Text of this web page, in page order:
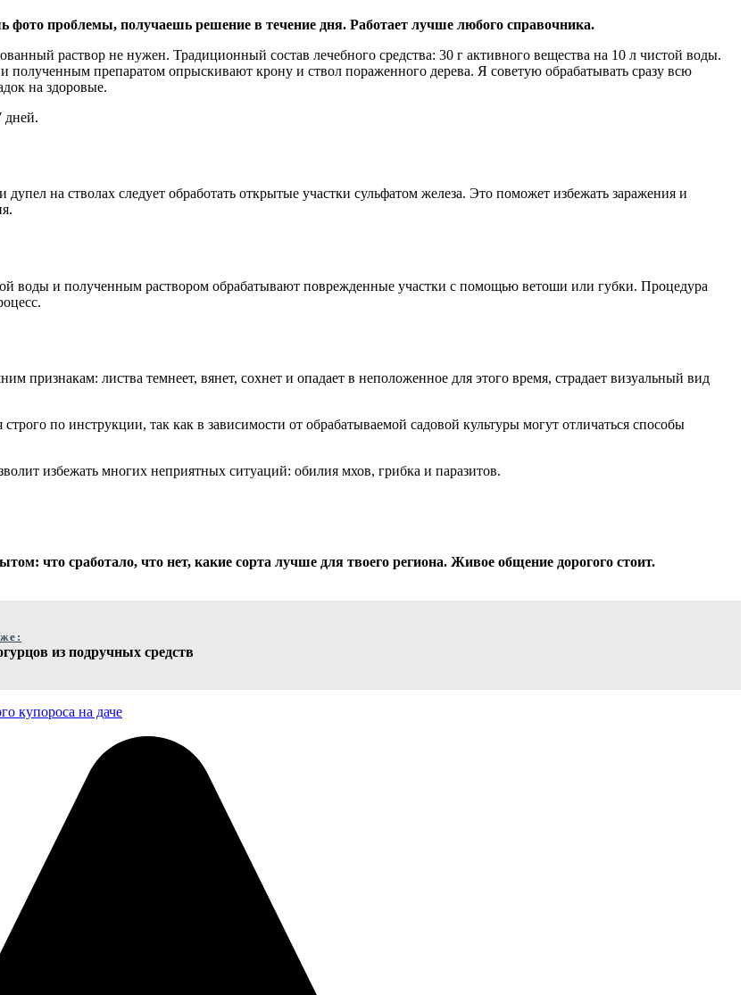
проблемы, получаешь решение в течение дня. Работает лучше любого справочника.
раствор не нужен. Традиционный состав лечебного средства: 30 г активного вещества на 10 л чистой воды.
препаратом опрыскивают крону и ствол пораженного дерева. Я советую обрабатывать сразу всю
на здоровые.
дней.
на стволах следует обработать открытые участки сульфатом железа. Это поможет избежать заражения и
воды и полученным раствором обрабатывают поврежденные участки с помощью ветоши или губки. Процедура
признакам: листва темнеет, вянет, сохнет и опадает в неположенное для этого время, страдает визуальный вид
по инструкции, так как в зависимости от обрабатываемой садовой культуры могут отличаться способы
избежать многих неприятных ситуаций: обилия мхов, грибка и паразитов.
что сработало, что нет, какие сорта лучше для твоего региона. Живое общение дорогого стоит.
из подручных средств
купороса на даче